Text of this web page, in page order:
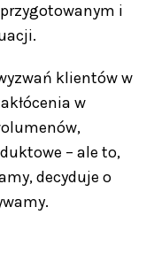
i
klientów w
w
– ale to,
decyduje o